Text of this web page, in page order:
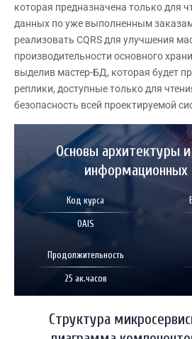
которая предназначена только для
данных по уже выполненным
реализовать CQRS для улучшения
производительности основного
выделив мастер-БД, которая будет
реплики, доступные только для
безопасность всей проектируемой
Основы архитектуры
информационных
Код курса
OAIS
Продолжительность
25 ак.часов
Структура